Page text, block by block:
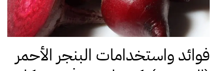
فوائد واستخدامات البنجر الأحمر